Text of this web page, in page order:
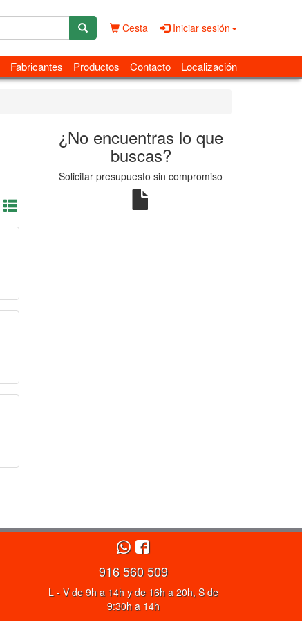
Cesta Iniciar sesión
Fabricantes Productos Contacto Localización
¿No encuentras lo que
buscas?
Solicitar presupuesto sin compromiso
916 560 509
L - V de 9h a 14h y de 16h a 20h, S de
9:30h a 14h